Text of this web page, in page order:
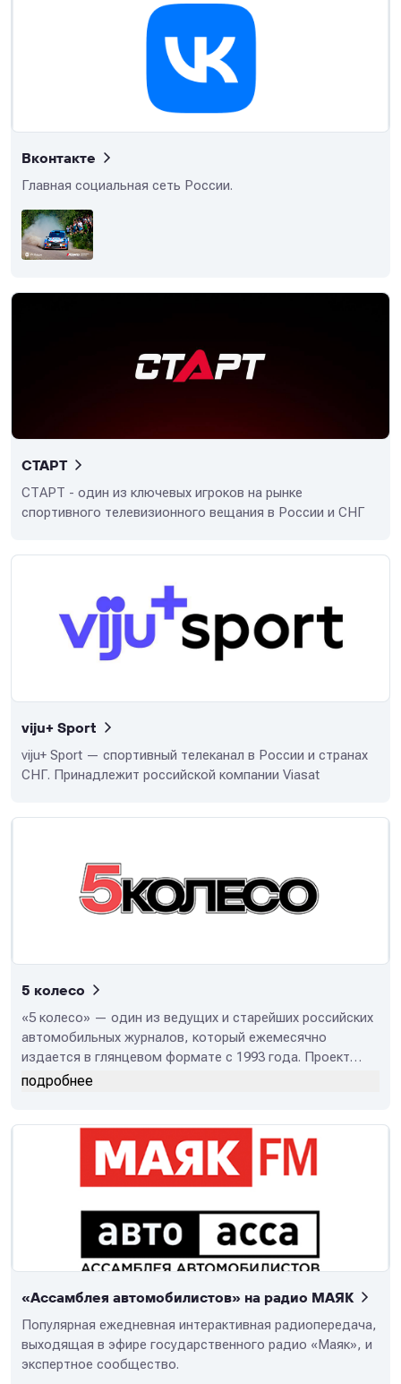
Вконтакте
Главная социальная сеть России.
СТАРТ
СТАРТ - один из ключевых игроков на рынке
спортивного телевизионного вещания в России и СНГ
viju+ Sport
viju+ Sport — спортивный телеканал в России и странах
СНГ. Принадлежит российской компании Viasat
5 колесо
«5 колесо» — один из ведущих и старейших российских
автомобильных журналов, который ежемесячно
издается в глянцевом формате с 1993 года. Проект
объединяет печатную версию, крупный новостной
подробнее
«Ассамблея автомобилистов» на радио МАЯК
Популярная ежедневная интерактивная радиопередача,
выходящая в эфире государственного радио «Маяк», и
экспертное сообщество.